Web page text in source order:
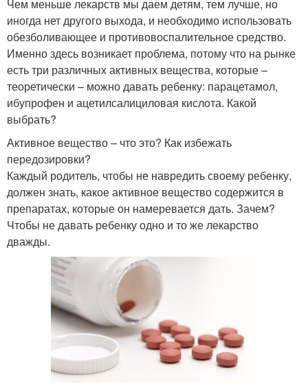
Чем меньше лекарств мы даем детям, тем лучше, но
иногда нет другого выхода, и необходимо использовать
обезболивающее и противовоспалительное средство.
Именно здесь возникает проблема, потому что на рынке
есть три различных активных вещества, которые –
теоретически – можно давать ребенку: парацетамол,
ибупрофен и ацетилсалициловая кислота. Какой
выбрать?
Активное вещество – что это? Как избежать
передозировки?
Каждый родитель, чтобы не навредить своему ребенку,
должен знать, какое активное вещество содержится в
препаратах, которые он намеревается дать. Зачем?
Чтобы не давать ребенку одно и то же лекарство
дважды.